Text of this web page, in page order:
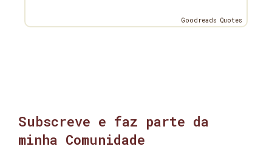
Goodreads Quotes
Subscreve e faz parte da
minha Comunidade